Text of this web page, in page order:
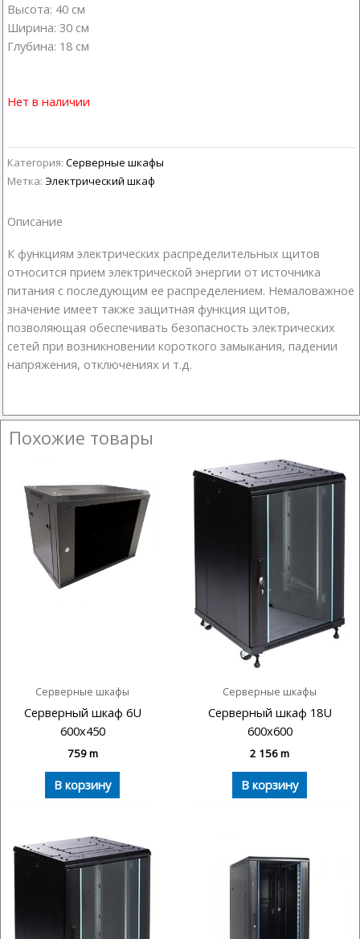
Высота: 40 см
Ширина: 30 см
Глубина: 18 см
Нет в наличии
Категория: Серверные шкафы
Метка: Электрический шкаф
Описание
К функциям электрических распределительных щитов
относится прием электрической энергии от источника
питания с последующим ее распределением. Немаловажное
значение имеет также защитная функция щитов,
позволяющая обеспечивать безопасность электрических
сетей при возникновении короткого замыкания, падении
напряжения, отключениях и т.д.
Похожие товары
Серверные шкафы
Серверный шкаф 6U
600х450
759m
В корзину
Серверные шкафы
Серверный шкаф 18U
600х600
2 156m
В корзину